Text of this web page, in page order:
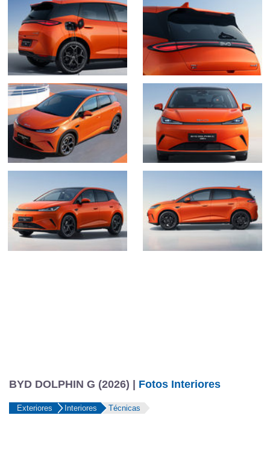
BYD DOLPHIN G (2026) | Fotos Interiores
Exteriores Interiores Técnicas